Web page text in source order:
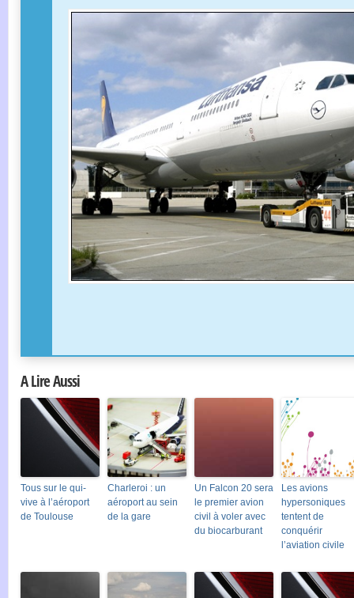
A Lire Aussi
Tous sur le qui-
vive à l’aéroport
de Toulouse
Charleroi : un
aéroport au sein
de la gare
Un Falcon 20 sera
le premier avion
civil à voler avec
du biocarburant
Les avions
hypersoniques
tentent de
conquérir
l’aviation civile